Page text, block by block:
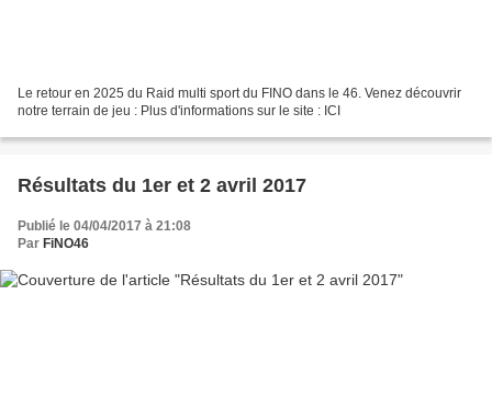
Le retour en 2025 du Raid multi sport du FINO dans le 46. Venez découvrir
notre terrain de jeu : Plus d'informations sur le site : ICI
Résultats du 1er et 2 avril 2017
Publié le 04/04/2017 à 21:08
Par FiNO46